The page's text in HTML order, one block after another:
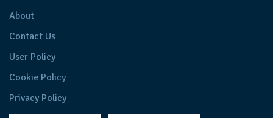
About
Contact Us
User Policy
Cookie Policy
Privacy Policy